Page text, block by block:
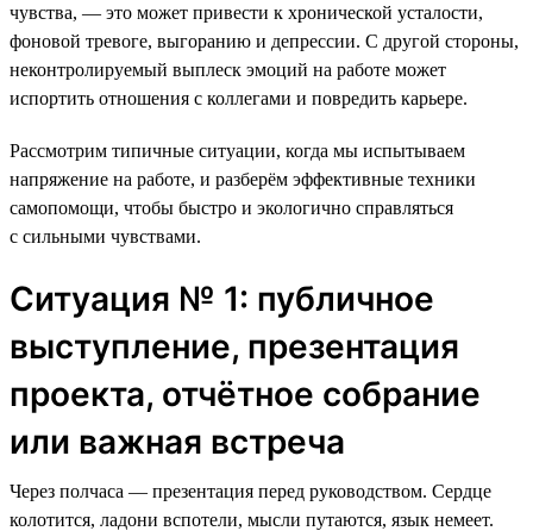
чувства, — это может привести к хронической усталости,
фоновой тревоге, выгоранию и депрессии. С другой стороны,
неконтролируемый выплеск эмоций на работе может
испортить отношения с коллегами и повредить карьере.
Рассмотрим типичные ситуации, когда мы испытываем
напряжение на работе, и разберём эффективные техники
самопомощи, чтобы быстро и экологично справляться
с сильными чувствами.
Ситуация № 1: публичное
выступление, презентация
проекта, отчётное собрание
или важная встреча
Через полчаса — презентация перед руководством. Сердце
колотится, ладони вспотели, мысли путаются, язык немеет.